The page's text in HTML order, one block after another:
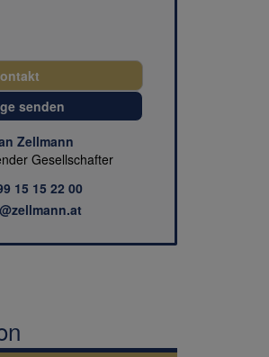
senden
Zellmann
Gesellschafter
15 15 22 00